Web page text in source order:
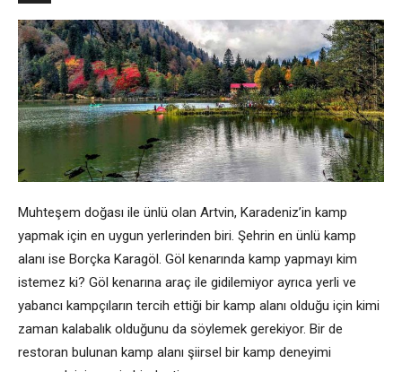
Muhteşem doğası ile ünlü olan Artvin, Karadeniz’in kamp
yapmak için en uygun yerlerinden biri. Şehrin en ünlü kamp
alanı ise Borçka Karagöl. Göl kenarında kamp yapmayı kim
istemez ki? Göl kenarına araç ile gidilemiyor ayrıca yerli ve
yabancı kampçıların tercih ettiği bir kamp alanı olduğu için kimi
zaman kalabalık olduğunu da söylemek gerekiyor. Bir de
restoran bulunan kamp alanı şiirsel bir kamp deneyimi